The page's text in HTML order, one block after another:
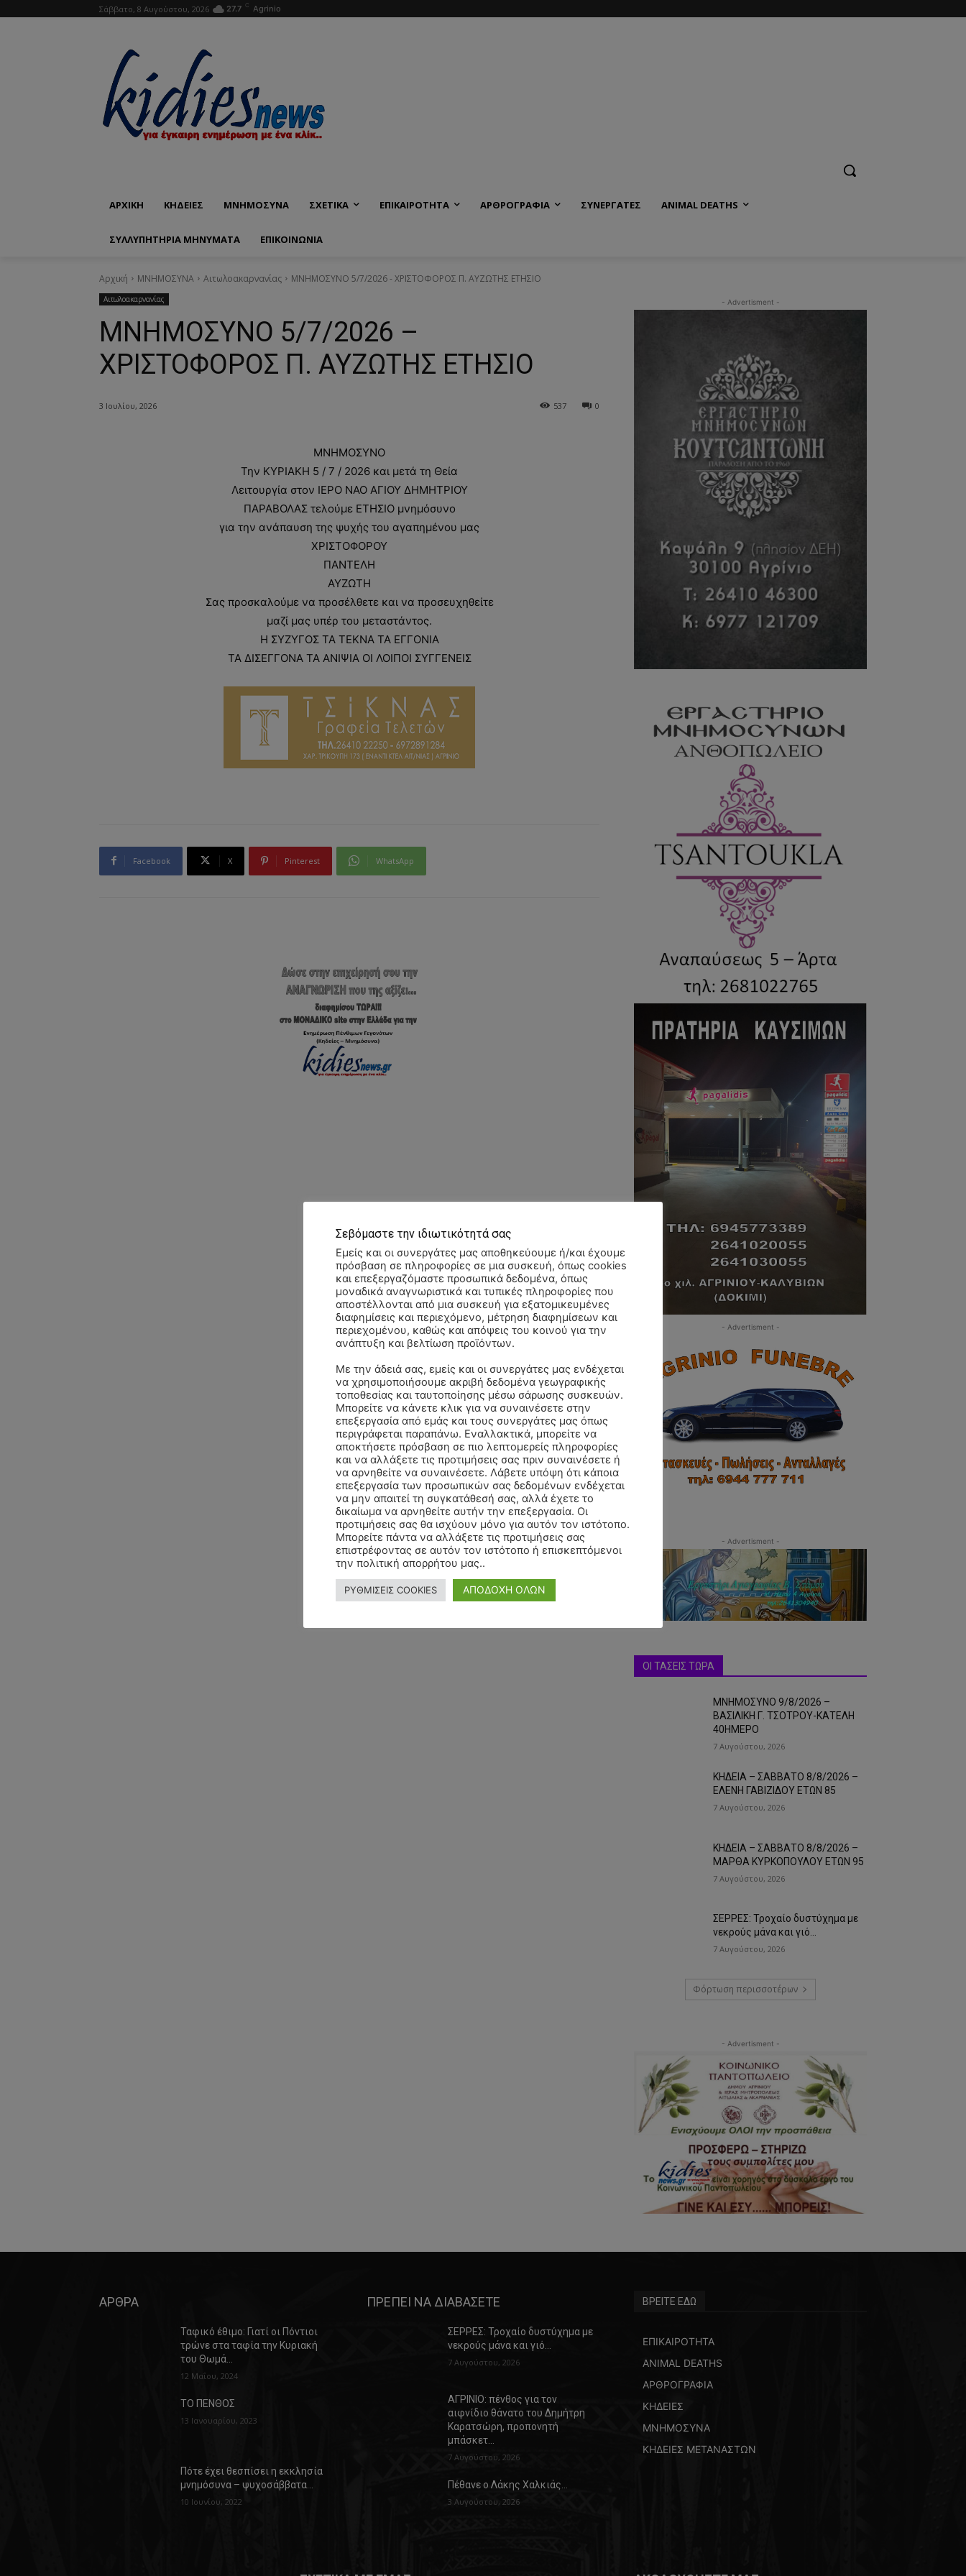
Σάββατο, 8 Αυγούστου, 2026 27.7 C Agrinio
ΑΡΧΙΚΗ ΚΗΔΕΙΕΣ ΜΝΗΜΟΣΥΝΑ ΣΧΕΤΙΚΑ ΕΠΙΚΑΙΡΟΤΗΤΑ ΑΡΘΡΟΓΡΑΦΙΑ ΣΥΝΕΡΓΑΤΕΣ ANIMAL DEATHS
ΣΥΛΛΥΠΗΤΗΡΙΑ ΜΗΝΥΜΑΤΑ ΕΠΙΚΟΙΝΩΝΊΑ
Αρχική ΜΝΗΜΟΣΥΝΑ Αιτωλοακαρνανίας ΜΝΗΜΟΣΥΝΟ 5/7/2026 - ΧΡΙΣΤΟΦΟΡΟΣ Π. ΑΥΖΩΤΗΣ ΕΤΗΣΙΟ
Αιτωλοακαρνανίας
ΜΝΗΜΟΣΥΝΟ 5/7/2026 –
ΧΡΙΣΤΟΦΟΡΟΣ Π. ΑΥΖΩΤΗΣ ΕΤΗΣΙΟ
3 Ιουλίου, 2026 0
537
ΜΝΗΜΟΣΥΝΟ
Την KYΡIAKH 5 / 7 / 2026 και μετά τη Θεία
Λειτουργία στον ΙΕΡΟ ΝΑΟ ΑΓΙOY ΔΗΜΗΤΡΙΟΥ
ΠΑΡΑΒΟΛΑΣ τελούμε ΕΤΗΣΙΟ μνημόσυνο
για την ανάπαυση της ψυχής του αγαπημένου μας
ΧΡΙΣΤΟΦΟΡΟΥ
ΠΑΝΤΕΛΗ
ΑΥΖΩΤΗ
Σας προσκαλούμε να προσέλθετε και να προσευχηθείτε
μαζί μας υπέρ του μεταστάντος.
Η ΣΥΖΥΓΟΣ ΤΑ ΤΕΚΝΑ ΤΑ ΕΓΓΟΝΙΑ
ΤΑ ΔΙΣΕΓΓΟΝΑ ΤΑ ΑΝΙΨΙΑ ΟΙ ΛΟΙΠΟΙ ΣΥΓΓΕΝΕΙΣ
Facebook X Pinterest WhatsApp
- Advertisment -
- Advertisment -
- Advertisment -
ΟΙ ΤΑΣΕΙΣ ΤΩΡΑ
ΜΝΗΜΟΣΥΝΟ 9/8/2026 –
ΒΑΣΙΛΙΚΗ Γ. ΤΣΟΤΡΟΥ-ΚΑΤΕΛΗ
40ΗΜΕΡΟ
7 Αυγούστου, 2026
ΚΗΔΕΙΑ – ΣΑΒΒΑΤΟ 8/8/2026 –
ΕΛΕΝΗ ΓΑΒΙΖΙΔΟΥ ΕΤΩΝ 85
7 Αυγούστου, 2026
ΚΗΔΕΙΑ – ΣΑΒΒΑΤΟ 8/8/2026 –
ΜΑΡΘΑ ΚΥΡΚΟΠΟΥΛΟΥ ΕΤΩΝ 95
7 Αυγούστου, 2026
ΣΕΡΡΕΣ: Τροχαίο δυστύχημα με
νεκρούς μάνα και γιό…
7 Αυγούστου, 2026
Φόρτωση περισσοτέρων
- Advertisment -
ΑΡΘΡΑ
Ταφικό έθιμο: Γιατί οι Πόντιοι
τρώνε στα ταφία την Κυριακή
του Θωμά…
12 Μαΐου, 2024
ΤΟ ΠΕΝΘΟΣ
13 Ιανουαρίου, 2023
Πότε έχει θεσπίσει η εκκλησία
μνημόσυνα – ψυχοσάββατα…
10 Ιουνίου, 2022
ΠΡΕΠΕΙ ΝΑ ΔΙΑΒΑΣΕΤΕ
ΣΕΡΡΕΣ: Τροχαίο δυστύχημα με
νεκρούς μάνα και γιό…
7 Αυγούστου, 2026
ΑΓΡΙΝΙΟ: πένθος για τον
αιφνίδιο θάνατο του Δημήτρη
Καρατσώρη, προπονητή
μπάσκετ…
7 Αυγούστου, 2026
Πέθανε ο Λάκης Χαλκιάς…
3 Αυγούστου, 2026
ΒΡΕΙΤΕ ΕΔΩ
ΕΠΙΚΑΙΡΟΤΗΤΑ
ANIMAL DEATHS
ΑΡΘΡΟΓΡΑΦΙΑ
ΚΗΔΕΙΕΣ
ΜΝΗΜΟΣΥΝΑ
ΚΗΔΕΙΕΣ ΜΕΤΑΝΑΣΤΩΝ
Σεβόμαστε την ιδιωτικότητά σας
Εμείς και οι συνεργάτες μας αποθηκεύουμε ή/και έχουμε
πρόσβαση σε πληροφορίες σε μια συσκευή, όπως cookies
και επεξεργαζόμαστε προσωπικά δεδομένα, όπως
μοναδικά αναγνωριστικά και τυπικές πληροφορίες που
αποστέλλονται από μια συσκευή για εξατομικευμένες
διαφημίσεις και περιεχόμενο, μέτρηση διαφημίσεων και
περιεχομένου, καθώς και απόψεις του κοινού για την
ανάπτυξη και βελτίωση προϊόντων.
Με την άδειά σας, εμείς και οι συνεργάτες μας ενδέχεται
να χρησιμοποιήσουμε ακριβή δεδομένα γεωγραφικής
τοποθεσίας και ταυτοποίησης μέσω σάρωσης συσκευών.
Μπορείτε να κάνετε κλικ για να συναινέσετε στην
επεξεργασία από εμάς και τους συνεργάτες μας όπως
περιγράφεται παραπάνω. Εναλλακτικά, μπορείτε να
αποκτήσετε πρόσβαση σε πιο λεπτομερείς πληροφορίες
και να αλλάξετε τις προτιμήσεις σας πριν συναινέσετε ή
να αρνηθείτε να συναινέσετε. Λάβετε υπόψη ότι κάποια
επεξεργασία των προσωπικών σας δεδομένων ενδέχεται
να μην απαιτεί τη συγκατάθεσή σας, αλλά έχετε το
δικαίωμα να αρνηθείτε αυτήν την επεξεργασία. Οι
προτιμήσεις σας θα ισχύουν μόνο για αυτόν τον ιστότοπο.
Μπορείτε πάντα να αλλάξετε τις προτιμήσεις σας
επιστρέφοντας σε αυτόν τον ιστότοπο ή επισκεπτόμενοι
την πολιτική απορρήτου μας..
ΡΥΘΜΙΣΕΙΣ COOKIES ΑΠΟΔΟΧΗ ΟΛΩΝ